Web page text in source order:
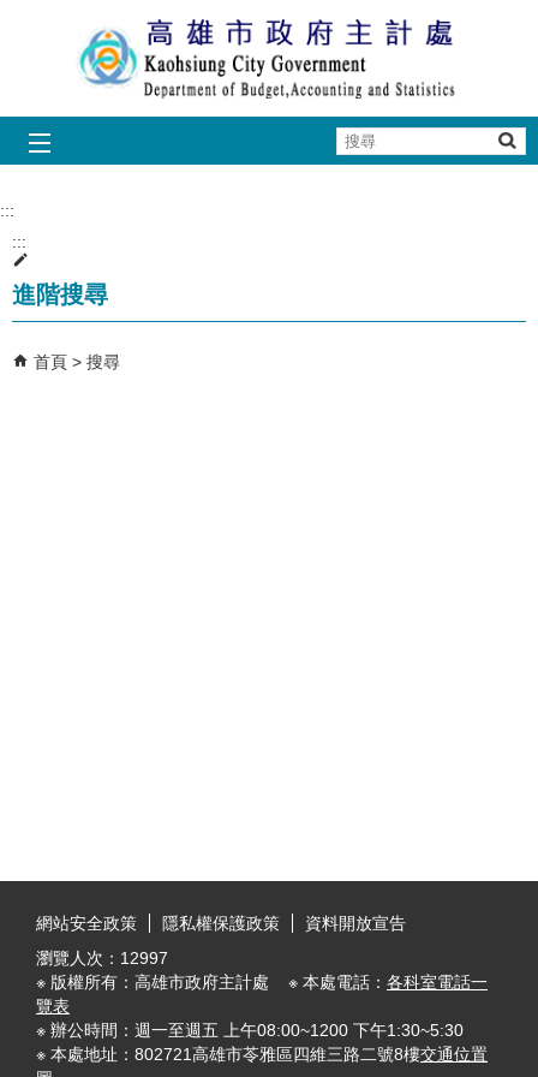
搜
尋
:::
:::
進階搜尋
首頁 搜尋
網站安全政策
隱私權保護政策
資料開放宣告
瀏覽人次： 12997
※ 版權所有：高雄市政府主計處 ※ 本處電話： 各科室電話一
覽表
※ 辦公時間：週一至週五 上午08:00~1200 下午1:30~5:30
※ 本處地址：802721高雄市苓雅區四維三路二號8樓交通位置